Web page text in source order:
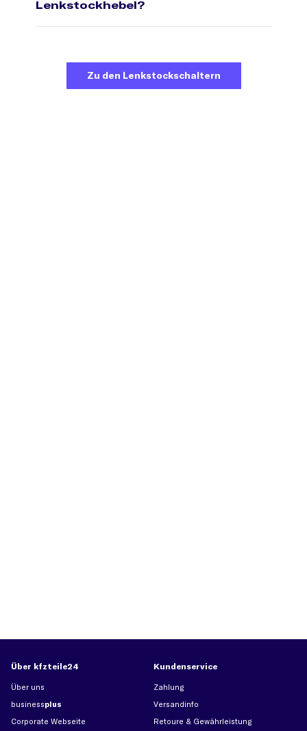
Lenkstockhebel?
Zu den Lenkstockschaltern
Über kfzteile24
Über uns
businessplus
Corporate Webseite
Kundenservice
Zahlung
Versandinfo
Retoure & Gewährleistung